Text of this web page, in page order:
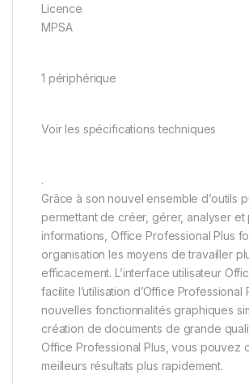
Licence
MPSA
1 périphérique
Voir les spécifications techniques
.
Grâce à son nouvel ensemble d’outils
permettant de créer, gérer, analyser et
informations, Office Professional Plus
organisation les moyens de travailler
efficacement. L’interface utilisateur
facilite l’utilisation d’Office Professional
nouvelles fonctionnalités graphiques
création de documents de grande
Office Professional Plus, vous pouvez
meilleurs résultats plus rapidement.